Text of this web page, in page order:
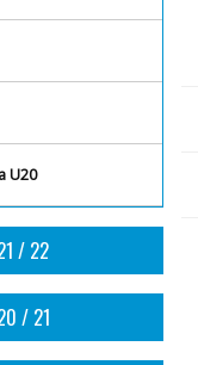
U20
/ 22
/ 21